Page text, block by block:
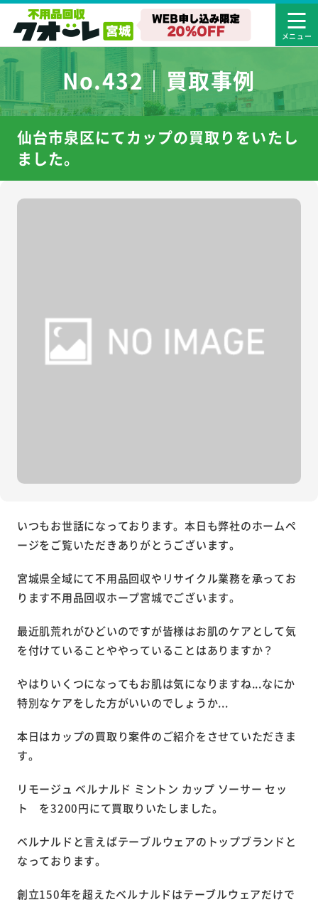
No.432｜買取事例
仙台市泉区にてカップの買取りをいたし
ました。
いつもお世話になっております。本日も弊社のホームペ
ージをご覧いただきありがとうございます。
宮城県全域にて不用品回収やリサイクル業務を承ってお
ります不用品回収ホープ宮城でございます。
最近肌荒れがひどいのですが皆様はお肌のケアとして気
を付けていることややっていることはありますか？
やはりいくつになってもお肌は気になりますね...なにか
特別なケアをした方がいいのでしょうか...
本日はカップの買取り案件のご紹介をさせていただきま
す。
リモージュ ベルナルド ミントン カップ ソーサー セッ
ト を3200円にて買取りいたしました。
ベルナルドと言えばテーブルウェアのトップブランドと
なっております。
創立150年を超えたベルナルドはテーブルウェアだけで